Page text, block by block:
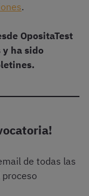
.
OpositaTest
ha sido
de todas las